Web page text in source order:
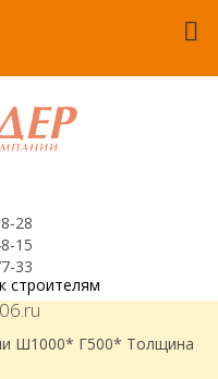
28
15
33
строителям
Ш1000* Г500* Толщина